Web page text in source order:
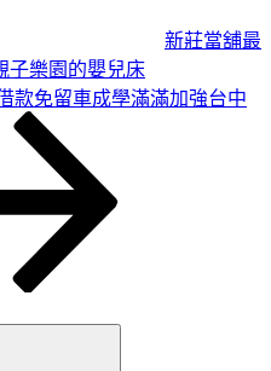
新莊當舖最
子樂園的嬰兒床
款免留車成學滿滿加強台中